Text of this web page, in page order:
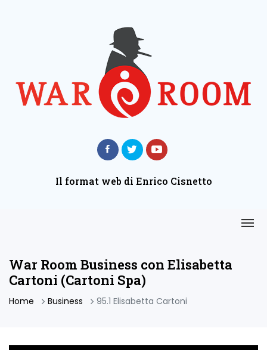
Il format web di Enrico Cisnetto
War Room Business con Elisabetta
Cartoni (Cartoni Spa)
Home Business 95.1 Elisabetta Cartoni